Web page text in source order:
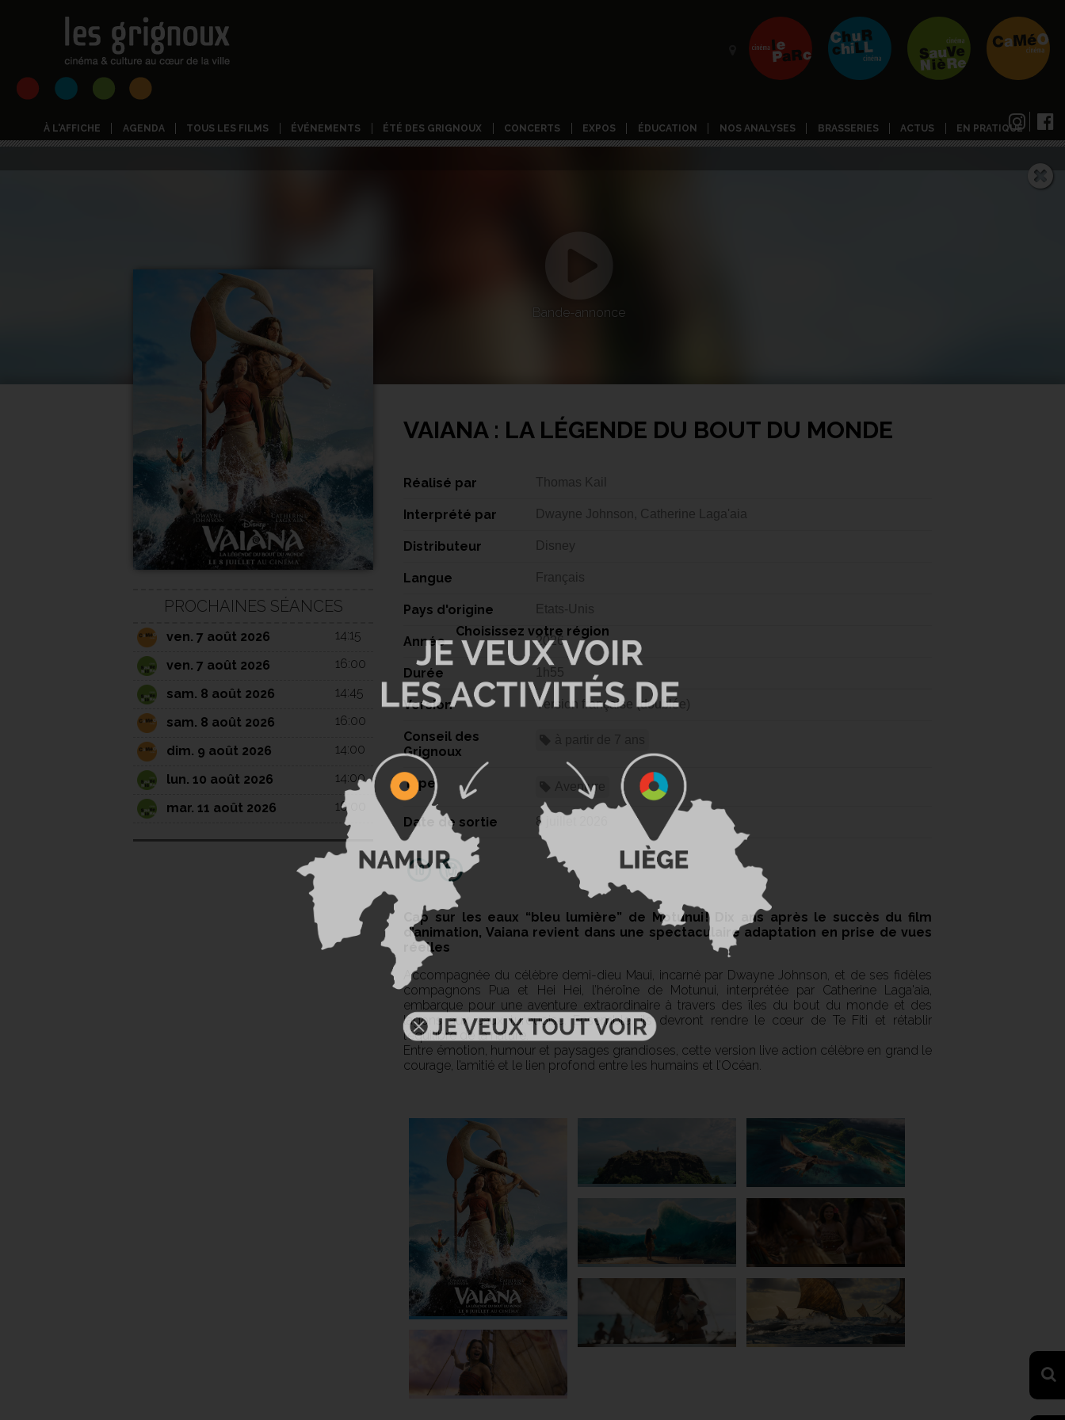
À L'AFFICHE AGENDA TOUS LES FILMS ÉVÉNEMENTS ÉTÉ DES GRIGNOUX CONCERTS EXPOS ÉDUCATION NOS ANALYSES BRASSERIES ACTUS EN PRATIQUE
Bande-annonce
PROCHAINES SÉANCES
ven. 7 août 2026
14:15
ven. 7 août 2026
16:00
sam. 8 août 2026
14:45
sam. 8 août 2026
16:00
dim. 9 août 2026
14:00
lun. 10 août 2026
14:00
mar. 11 août 2026
16:00
VAIANA : LA LÉGENDE DU BOUT DU MONDE
Réalisé par Thomas Kail
Interprété par Dwayne Johnson, Catherine Laga'aia
Distributeur Disney
Langue Français
Pays d'origine Etats-Unis
Année 2026
Durée 1h55
Version Version française (doublée)
Conseil des
Grignoux
Type Aventure
Date de sortie 8 juillet 2026
Cap sur les eaux “bleu lumière” de Motunui ! Dix ans après le succès du film
d’animation, Vaiana revient dans une spectaculaire adaptation en prise de vues
réelles
Accompagnée du célèbre demi-dieu Maui, incarné par Dwayne Johnson, et de ses fidèles
compagnons Pua et Hei Hei, l’héroïne de Motunui, interprétée par Catherine Laga'aia,
embarque pour une aventure extraordinaire à travers des îles du bout du monde et des
lagons aux eaux turquoise. Ensemble, ils devront rendre le cœur de Te Fiti et rétablir
l’équilibre de la nature.
Entre émotion, humour et paysages grandioses, cette version live action célèbre en grand le
courage, l’amitié et le lien profond entre les humains et l’Océan.
Choisissez votre région